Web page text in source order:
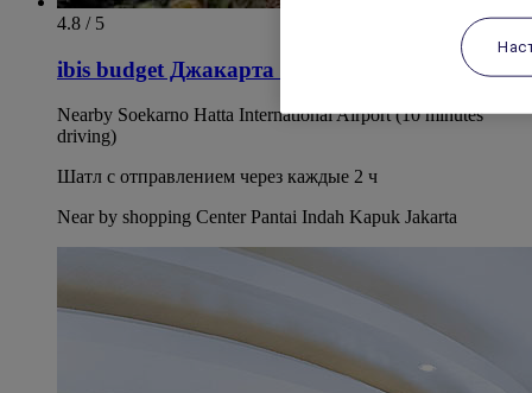
4.8 / 5
ibis budget Джакарта Аэропорт
Nearby Soekarno Hatta International Airport (10 minutes
driving)
Шатл с отправлением через каждые 2 ч
Near by shopping Center Pantai Indah Kapuk Jakarta